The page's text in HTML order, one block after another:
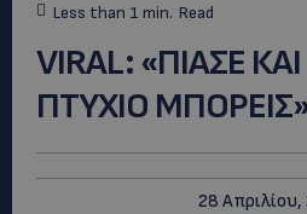
Less than 1 min. Read
VIRAL: «ΠΙΑΣΕ
ΠΤΥΧΙΟ
28 Απριλίου,